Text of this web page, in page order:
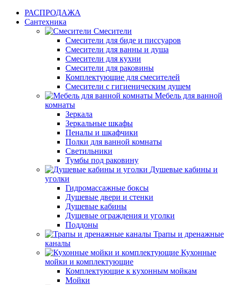
РАСПРОДАЖА
Сантехника
Смесители
Смесители для биде и писсуаров
Смесители для ванны и душа
Смесители для кухни
Смесители для раковины
Комплектующие для смесителей
Смесители с гигиеническим душем
Мебель для ванной
комнаты
Зеркала
Зеркальные шкафы
Пеналы и шкафчики
Полки для ванной комнаты
Светильники
Тумбы под раковину
Душевые кабины и
уголки
Гидромассажные боксы
Душевые двери и стенки
Душевые кабины
Душевые ограждения и уголки
Поддоны
Трапы и дренажные
каналы
Кухонные
мойки и комплектующие
Комплектующие к кухонным мойкам
Мойки